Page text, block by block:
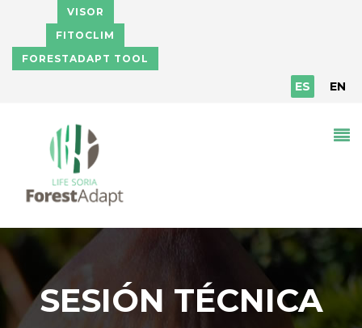
Pasar al contenido principal
VISOR
FITOCLIM
FORESTADAPT TOOL
ES EN
SESIÓN TÉCNICA